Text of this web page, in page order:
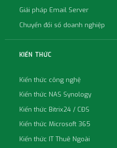
Giải pháp Email Server
Chuyển đổi số doanh nghiệp
KIẾN THỨC
Kiến thức công nghệ
Kiến thức NAS Synology
Kiến thức Bitrix24 / CĐS
Kiến thức Microsoft 365
Kiến thức IT Thuê Ngoài